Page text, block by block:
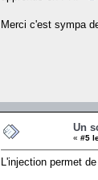
Merci c'est sympa
Un
« #5
L'injection permet